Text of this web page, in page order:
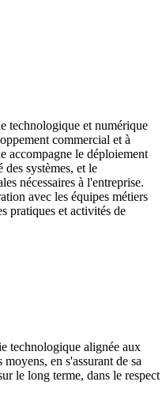
technologique et numérique
commercial et à
accompagne le déploiement
systèmes, et le
nécessaires à l'entreprise.
avec les équipes métiers
pratiques et activités de
technologique alignée aux
en s'assurant de sa
le long terme, dans le respect